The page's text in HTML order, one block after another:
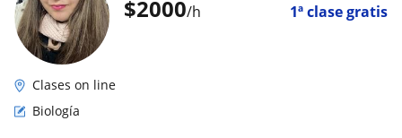
$2000/h 1ª clase gratis
Clases on line
Biología